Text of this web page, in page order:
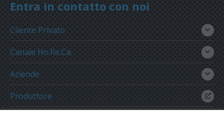
Entra in contatto con noi
Cliente Privato
Canale Ho.Re.Ca.
Aziende
Produttore